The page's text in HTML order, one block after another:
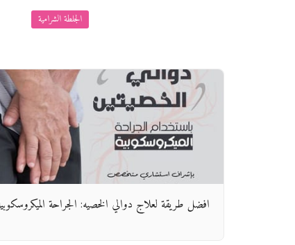
الجلطة الشرامية
افضل طريقة لعلاج دوالي الخصيه: الجراحة